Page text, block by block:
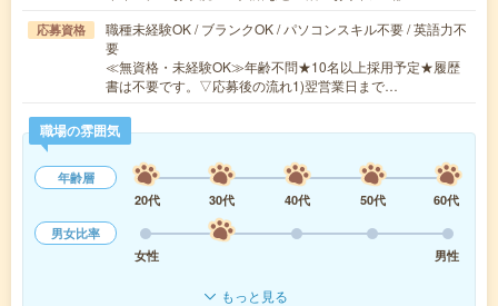
応募資格
職種未経験OK / ブランクOK / パソコンスキル不要 / 英語力不
要
≪無資格・未経験OK≫年齢不問★10名以上採用予定★履歴
書は不要です。▽応募後の流れ1)翌営業日まで…
職場の雰囲気
年齢層
20代
30代 40代 50代
60代
男女比率
女性
男性
もっと見る